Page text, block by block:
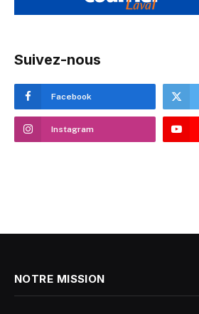
Suivez-nous
Facebook
Instagram
NOTRE MISSION